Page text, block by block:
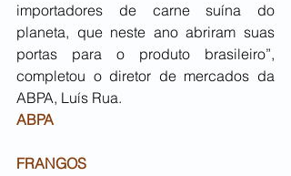
importadores de carne suína do
planeta, que neste ano abriram suas
portas para o produto brasileiro”,
completou o diretor de mercados da
ABPA, Luís Rua.
ABPA